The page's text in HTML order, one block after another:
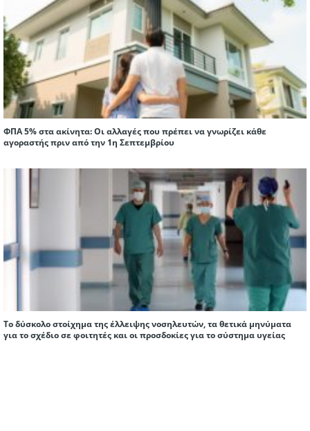
ΦΠΑ 5% στα ακίνητα: Οι αλλαγές που πρέπει να γνωρίζει κάθε
αγοραστής πριν από την 1η Σεπτεμβρίου
Το δύσκολο στοίχημα της έλλειψης νοσηλευτών, τα θετικά μηνύματα
για το σχέδιο σε φοιτητές και οι προσδοκίες για το σύστημα υγείας